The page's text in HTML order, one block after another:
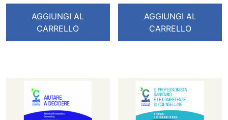
AGGIUNGI AL
CARRELLO
AGGIUNGI AL
CARRELLO